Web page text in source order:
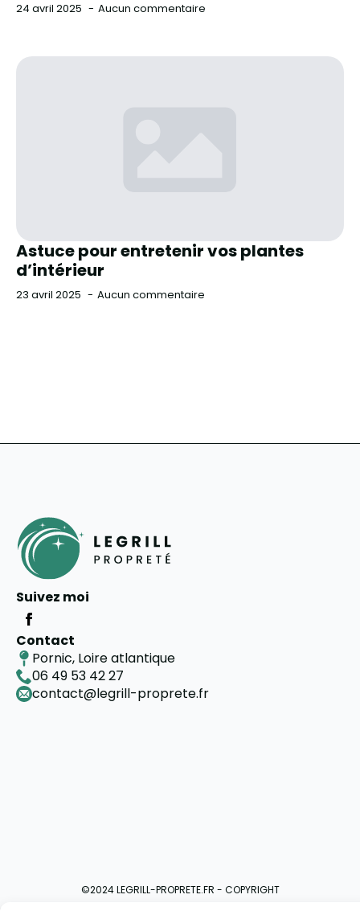
24 avril 2025 Aucun commentaire
Astuce pour entretenir vos plantes
d’intérieur
23 avril 2025 Aucun commentaire
Suivez moi
Contact
Pornic, Loire atlantique
06 49 53 42 27
contact@legrill-proprete.fr
©2024 LEGRILL-PROPRETE.FR - COPYRIGHT